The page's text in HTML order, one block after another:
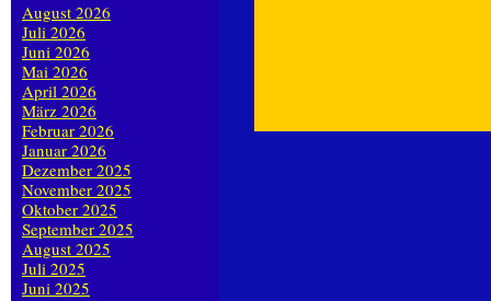
August 2026
Juli 2026
Juni 2026
Mai 2026
April 2026
März 2026
Februar 2026
Januar 2026
Dezember 2025
November 2025
Oktober 2025
September 2025
August 2025
Juli 2025
Juni 2025